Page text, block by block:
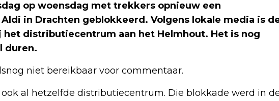
op woensdag met trekkers opnieuw een
in Drachten geblokkeerd. Volgens lokale media is
distributiecentrum aan het Helmhout. Het is nog
duren.
niet bereikbaar voor commentaar.
al hetzelfde distributiecentrum. Die blokkade werd in